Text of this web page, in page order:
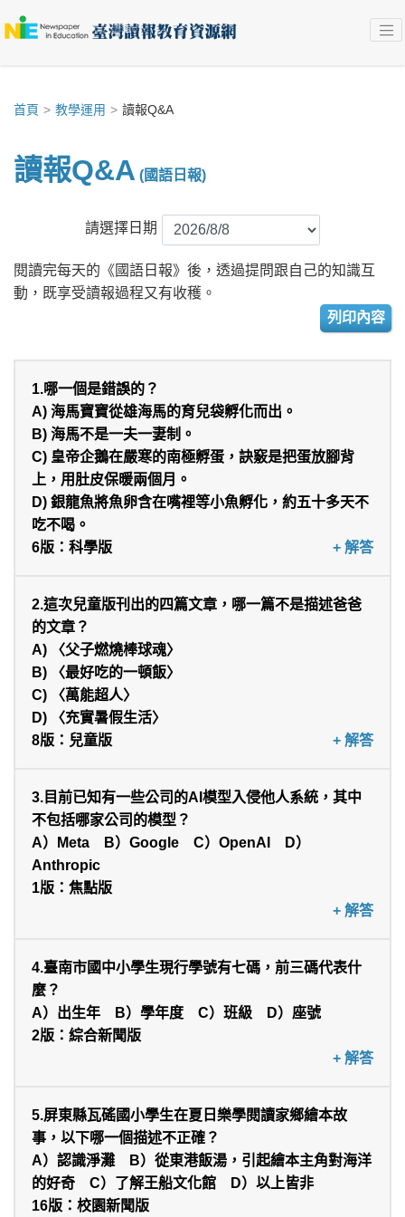
首頁 教學運用 讀報Q&A
讀報Q&A (國語日報)
請選擇日期
閱讀完每天的《國語日報》後，透過提問跟自己的知識互
動，既享受讀報過程又有收穫。
列印內容
1.哪一個是錯誤的？
A) 海馬寶寶從雄海馬的育兒袋孵化而出。
B) 海馬不是一夫一妻制。
C) 皇帝企鵝在嚴寒的南極孵蛋，訣竅是把蛋放腳背
上，用肚皮保暖兩個月。
D) 銀龍魚將魚卵含在嘴裡等小魚孵化，約五十多天不
吃不喝。
6版：科學版
A:Ｂ
2.這次兒童版刊出的四篇文章，哪一篇不是描述爸爸
的文章？
A) 〈父子燃燒棒球魂〉
B) 〈最好吃的一頓飯〉
C) 〈萬能超人〉
D) 〈充實暑假生活〉
8版：兒童版
A:Ｄ
3.目前已知有一些公司的AI模型入侵他人系統，其中
不包括哪家公司的模型？
A）Meta B）Google C）OpenAI D）
Anthropic
1版：焦點版
A:B）Google
4.臺南市國中小學生現行學號有七碼，前三碼代表什
麼？
A）出生年 B）學年度 C）班級 D）座號
2版：綜合新聞版
A:B）學年度
5.屏東縣瓦磘國小學生在夏日樂學閱讀家鄉繪本故
事，以下哪一個描述不正確？
A）認識淨灘 B）從東港飯湯，引起繪本主角對海洋
的好奇 C）了解王船文化館 D）以上皆非
16版：校園新聞版